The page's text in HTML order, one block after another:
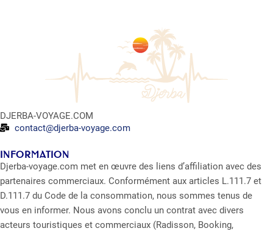
DJERBA-VOYAGE.COM
contact@djerba-voyage.com
INFORMATION
Djerba-voyage.com met en œuvre des liens d’affiliation avec des
partenaires commerciaux. Conformément aux articles L.111.7 et
D.111.7 du Code de la consommation, nous sommes tenus de
vous en informer. Nous avons conclu un contrat avec divers
acteurs touristiques et commerciaux (Radisson, Booking,